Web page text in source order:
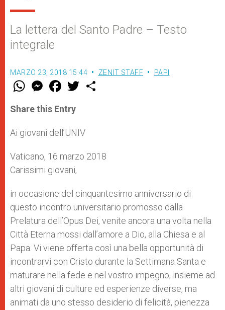
La lettera del Santo Padre – Testo
integrale
MARZO 23, 2018 15:44 ZENIT STAFF PAPI
W
t
s
p
p
M
e
s
e
g
e
F
a
e
b
o
k
w
r
Share this Entry
Ai giovani dell’UNIV
Vaticano, 16 marzo 2018
Carissimi giovani,
in occasione del cinquantesimo anniversario di
questo incontro universitario promosso dalla
Prelatura dell’Opus Dei, venite ancora una volta nella
Città Eterna mossi dall’amore a Dio, alla Chiesa e al
Papa. Vi viene offerta così una bella opportunità di
incontrarvi con Cristo durante la Settimana Santa e
maturare nella fede e nel vostro impegno, insieme ad
altri giovani di culture ed esperienze diverse, ma
animati da uno stesso desiderio di felicità, pienezza